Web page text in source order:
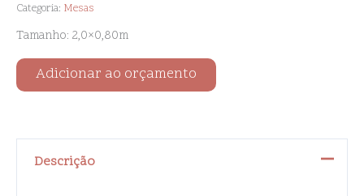
Categoria: Mesas
Tamanho: 2,0×0,80m
Adicionar ao orçamento
Descrição